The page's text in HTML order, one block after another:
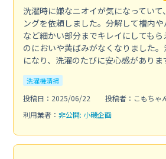
洗濯時に嫌なニオイが気になってい
ングを依頼しました。分解して槽内
など細かい部分までキレイにしてもら
のにおいや黄ばみがなくなりました
になり、洗濯のたびに安心感がありま
洗濯機清掃
投稿日：2025/06/22
投稿者：こもちゃ
利用業者： 非公開: 小磯企画